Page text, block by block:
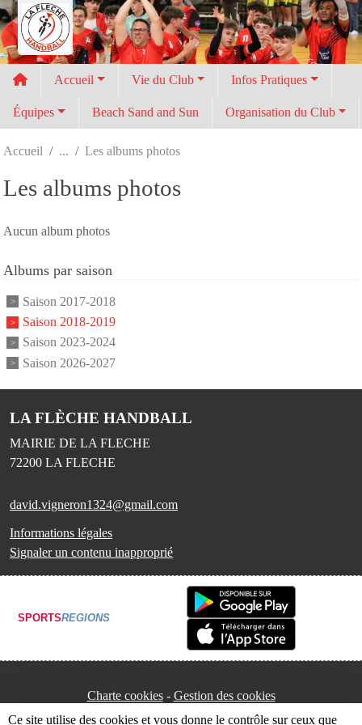
Accueil Vie du Club Infos Pratiques
Équipes Beach Sand and Sun Organisation du Club
Accueil Les albums photos
Les albums photos
Aucun album photos
Albums par saison
Saison 2017-2018
Saison 2018-2019
Saison 2023-2024
Saison 2026-2027
LA FLÈCHE HANDBALL
MAIRIE DE LA FLECHE
72200 LA FLECHE
david.vigneron1324@gmail.com
Informations légales
Signaler un contenu inapproprié
SPORTSREGIONS
Charte cookies Gestion des cookies
Panneau de gestion des cookies
Ce site utilise des cookies et vous donne le contrôle sur ceux que